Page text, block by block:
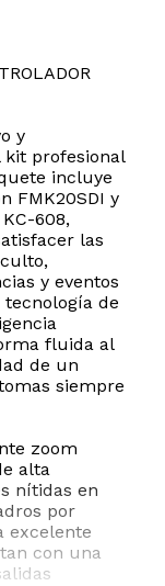
y
profesional
incluye
FMK20SDI y
608,
las
y eventos
tecnología de
fluida al
de un
siempre
zoom
alta
nítidas en
por
excelente
con una